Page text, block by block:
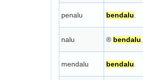
penalu bendalu
nalu ® bendalu
mendalu bendalu